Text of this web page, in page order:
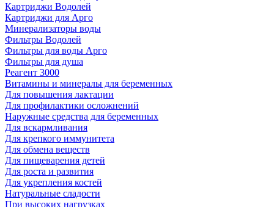
Картриджи Водолей
Картриджи для Арго
Минерализаторы воды
Фильтры Водолей
Фильтры для воды Арго
Фильтры для душа
Реагент 3000
Витамины и минералы для беременных
Для повышения лактации
Для профилактики осложнений
Наружные средства для беременных
Для вскармливания
Для крепкого иммунитета
Для обмена веществ
Для пищеварения детей
Для роста и развития
Для укрепления костей
Натуральные сладости
При высоких нагрузках